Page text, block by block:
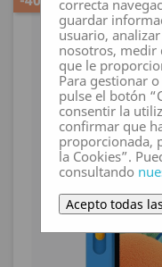
correcta
guardar
usuario,
nosotros, medir
que le
Para gestionar
pulse el botón
consentir la
confirmar que
proporcionada,
la Cookies”.
consultando
Acepto todas